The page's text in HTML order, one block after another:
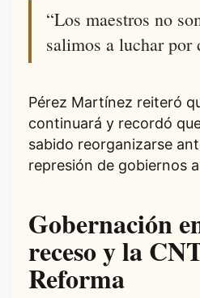
“Los maestros no
salimos a luchar por
Pérez Martínez reiteró
continuará y recordó
sabido reorganizarse
represión de gobiernos
Gobernación
receso y la
Reforma